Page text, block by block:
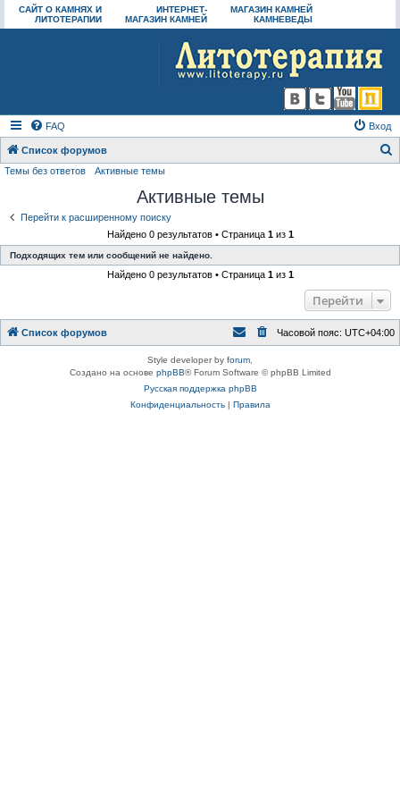
САЙТ О КАМНЯХ И
ЛИТОТЕРАПИИ
ИНТЕРНЕТ-
МАГАЗИН КАМНЕЙ
МАГАЗИН КАМНЕЙ
КАМНЕВЕДЫ
FAQ Вход
Список форумов
Темы без ответов Активные темы
Активные темы
Перейти к расширенному поиску
Найдено 0 результатов • Страница 1из 1
Подходящих тем или сообщений не найдено.
Найдено 0 результатов • Страница 1из 1
Перейти
Список форумов Часовой пояс: UTC+04:00
Style developer by forum
Создано на основе phpBB® Forum Software © phpBB Limited
Русская поддержка phpBB
Конфиденциальность| Правила